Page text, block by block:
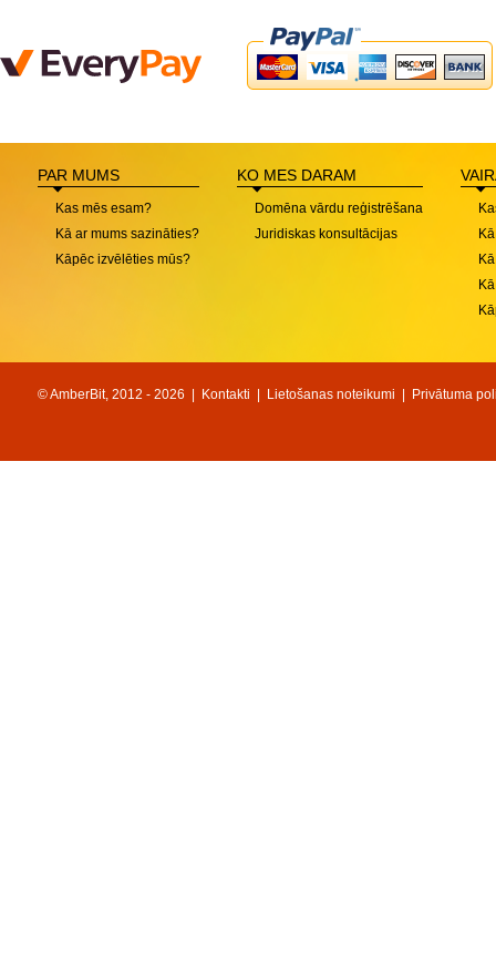
PAR MUMS
Kas mēs esam?
Kā ar mums sazināties?
Kāpēc izvēlēties mūs?
KO MES DARAM
Domēna vārdu reģistrēšana
Juridiskas konsultācijas
© AmberBit, 2012 - 2026 | Kontakti Lietošanas noteikumi Privātuma